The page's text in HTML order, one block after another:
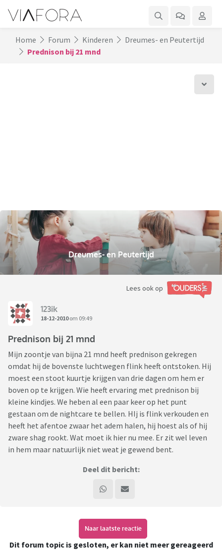
Home Forum Kinderen
Dreumes- en Peutertijd
Prednison bij 21 mnd
Dreumes- en Peutertijd
Lees ook op
123ik
18-12-2010om 09:49
Prednison bij 21 mnd
Mijn zoontje van bijna 21 mnd heeft prednison gekregen
omdat hij de bovenste luchtwegen flink heeft ontstoken. Hij
moest een stoot kuurtje krijgen van drie dagen om hem er
boven op te krijgen. Wie heeft ervaring met prednison bij
kleine kindjes. We heben al een paar keer op het punt
gestaan om de nightcare te bellen. HIj is flink verkouden en
heeft het afentoe zwaar het adem halen, hij hoest als of hij
zware shag rookt. Wat moet ik hier nu mee. Er zit wel leven
in hem maar natuurlijk niet weat je gewend bent.
Deel dit bericht:
Naar laatste reactie
Dit forum topic is gesloten, er kan niet meer gereageerd